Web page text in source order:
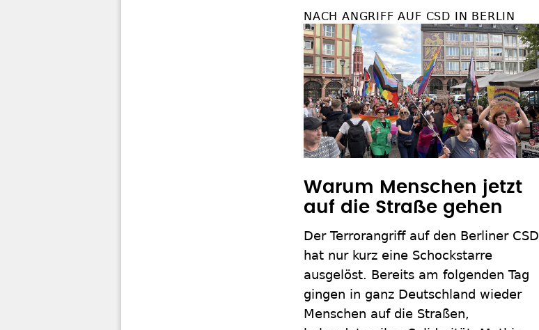
NACH ANGRIFF AUF CSD IN BERLIN
Warum Menschen jetzt
auf die Straße gehen
Der Terrorangriff auf den Berliner CSD
hat nur kurz eine Schockstarre
ausgelöst. Bereits am folgenden Tag
gingen in ganz Deutschland wieder
Menschen auf die Straßen,